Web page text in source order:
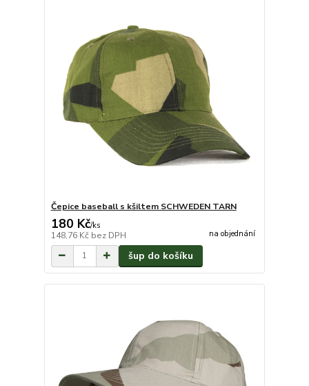
Čepice baseball s kšiltem SCHWEDEN TARN
180 Kč/ks
148,76 Kč bez DPH na objednání
šup do košíku